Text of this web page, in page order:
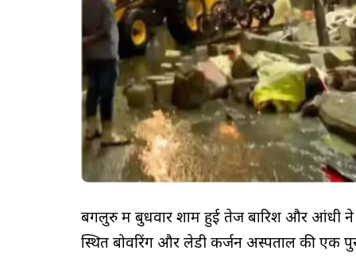
बेंगलुरु में बुधवार शाम हुई तेज बारिश और आंधी ने
स्थित बोवरिंग और लेडी कर्जन अस्पताल की एक